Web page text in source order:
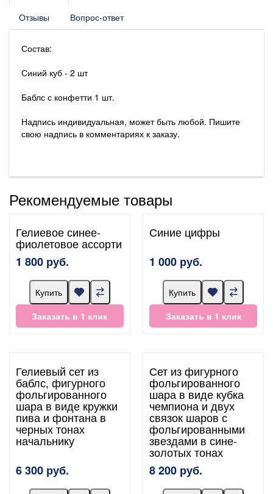
Отзывы Вопрос-ответ
Состав:
Синий куб - 2 шт
Баблс с конфетти 1 шт.
Надпись индивидуальная, может быть любой. Пишите
свою надпись в комментариях к заказу.
Рекомендуемые товары
Гелиевое синее-
фиолетовое ассорти
1 800 руб.
Купить
Заказать в 1 клик
Синие цифры
1 000 руб.
Купить
Заказать в 1 клик
Гелиевый сет из
баблс, фигурного
фольгированного
шара в виде кружки
пива и фонтана в
черных тонах
начальнику
6 300 руб.
Сет из фигурного
фольгированного
шара в виде кубка
чемпиона и двух
связок шаров с
фольгированными
звездами в сине-
золотых тонах
8 200 руб.